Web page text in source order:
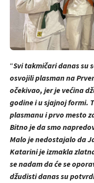
“Svi takmičari danas su
osvojili plasman na
očekivao, jer je većina
godine i u sjajnoj formi.
plasmanu i prvo mesto
Bitno je da smo
Malo je nedostajalo da
Katarini je izmakla
se nadam da će se
džudisti danas su